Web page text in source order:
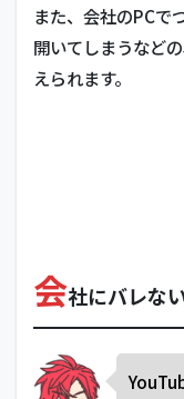
また、会社のPCで
開いてしまうなど
えられます。
会社にバレな